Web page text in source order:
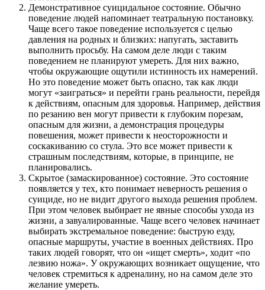
Демонстративное суицидальное состояние. Обычно
поведение людей напоминает театральную постановку.
Чаще всего такое поведение используется с целью
давления на родных и близких: напугать, заставить
выполнить просьбу. На самом деле люди с таким
поведением не планируют умереть. Для них важно,
чтобы окружающие ощутили истинность их намерений.
Но это поведение может быть опасно, так как люди
могут «заиграться» и перейти грань реальности, перейдя
к действиям, опасным для здоровья. Например, действия
по резанию вен могут привести к глубоким порезам,
опасным для жизни, а демонстрация процедуры
повешения, может привести к неосторожности и
соскакиванию со стула. Это все может привести к
страшным последствиям, которые, в принципе, не
планировались.
Скрытое (замаскированное) состояние. Это состояние
появляется у тех, кто понимает неверность решения о
суициде, но не видит другого выхода решения проблем.
При этом человек выбирает не явные способы ухода из
жизни, а завуалированные. Чаще всего человек начинает
выбирать экстремальное поведение: быструю езду,
опасные маршруты, участие в военных действиях. Про
таких людей говорят, что он «ищет смерть», ходит «по
лезвию ножа». У окружающих возникает ощущение, что
человек стремиться к адреналину, но на самом деле это
желание умереть.